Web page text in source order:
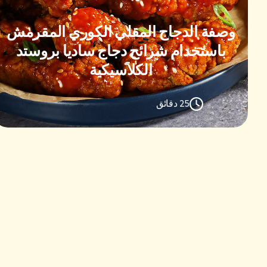
وصفة الدجاج المقلي الكوري المقرمش
باستخدام شرائح دجاج ساديا بروستد
الكلاسيكية
25 دقائق